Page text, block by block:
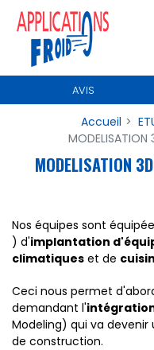
AVIS
Accueil
MODELISATION
Nos équipes sont
) d'implantation
climatiques et de
Ceci nous permet
demandant l'
Modeling) qui va devenir
de construction.
Panneau de gestion des